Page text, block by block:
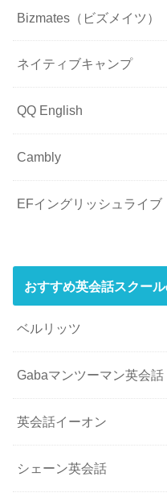
Bizmates（ビズメイツ）
ネイティブキャンプ
QQ English
Cambly
EFイングリッシュライブ
おすすめ英会話スクー
ベルリッツ
Gabaマンツーマン英会話
英会話イーオン
シェーン英会話